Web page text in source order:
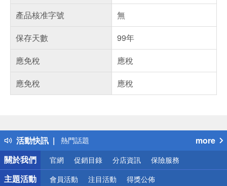
產品核准字號
無
保存天數
99年
應免稅
應稅
應免稅
應稅
活動快訊
得獎公告
熱門話題
銀行優惠
偏遠地區配送
詐騙網頁！請小心！
more
關於我們
官網 促銷目錄 分店資訊 保險服務
主題活動 會員活動 注目活動 得獎公佈